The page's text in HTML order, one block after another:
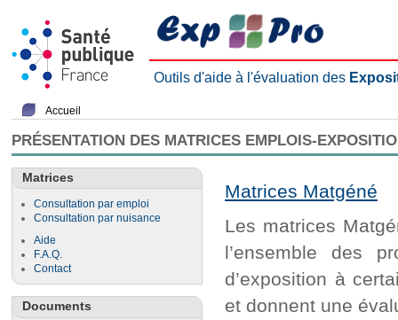
Outils d'aide à l'évaluation des
Accueil
PRÉSENTATION DES MATRICES EMPLOIS-
Matrices
Consultation par emploi
Consultation par nuisance
Aide
F.A.Q.
Contact
Documents
Matrices Matgéné
Les matrices
l’ensemble des
d’exposition à
et donnent une